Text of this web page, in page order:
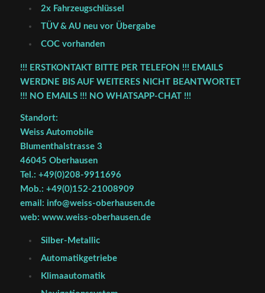
2x Fahrzeugschlüssel
TÜV & AU neu vor Übergabe
COC vorhanden
!!! ERSTKONTAKT BITTE PER TELEFON !!! EMAILS
WERDNE BIS AUF WEITERES NICHT BEANTWORTET
!!! NO EMAILS !!! NO WHATSAPP-CHAT !!!
Standort:
Weiss Automobile
Blumenthalstrasse 3
46045 Oberhausen
Tel.: +49(0)208-9911696
Mob.: +49(0)152-21008909
email: info@weiss-oberhausen.de
web: www.weiss-oberhausen.de
Silber-Metallic
Automatikgetriebe
Klimaautomatik